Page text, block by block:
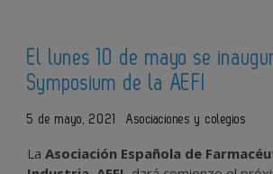
El lunes 10 de mayo se
Symposium de la AEFI
5 de mayo, 2021 Asociaciones y colegios
La Asociación Española de